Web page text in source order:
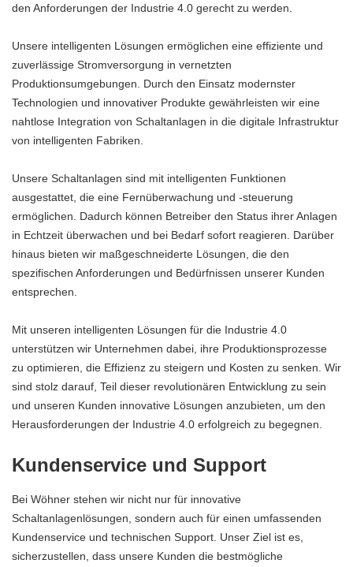
den Anforderungen der Industrie 4.0 gerecht zu werden.
Unsere intelligenten Lösungen ermöglichen eine effiziente und
zuverlässige Stromversorgung in vernetzten
Produktionsumgebungen. Durch den Einsatz modernster
Technologien und innovativer Produkte gewährleisten wir eine
nahtlose Integration von Schaltanlagen in die digitale Infrastruktur
von intelligenten Fabriken.
Unsere Schaltanlagen sind mit intelligenten Funktionen
ausgestattet, die eine Fernüberwachung und -steuerung
ermöglichen. Dadurch können Betreiber den Status ihrer Anlagen
in Echtzeit überwachen und bei Bedarf sofort reagieren. Darüber
hinaus bieten wir maßgeschneiderte Lösungen, die den
spezifischen Anforderungen und Bedürfnissen unserer Kunden
entsprechen.
Mit unseren intelligenten Lösungen für die Industrie 4.0
unterstützen wir Unternehmen dabei, ihre Produktionsprozesse
zu optimieren, die Effizienz zu steigern und Kosten zu senken. Wir
sind stolz darauf, Teil dieser revolutionären Entwicklung zu sein
und unseren Kunden innovative Lösungen anzubieten, um den
Herausforderungen der Industrie 4.0 erfolgreich zu begegnen.
Kundenservice und Support
Bei Wöhner stehen wir nicht nur für innovative
Schaltanlagenlösungen, sondern auch für einen umfassenden
Kundenservice und technischen Support. Unser Ziel ist es,
sicherzustellen, dass unsere Kunden die bestmögliche